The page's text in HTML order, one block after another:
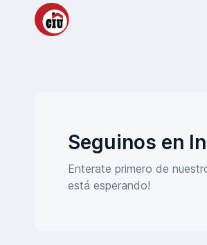
Seguinos en
Enterate primero de
está esperando!